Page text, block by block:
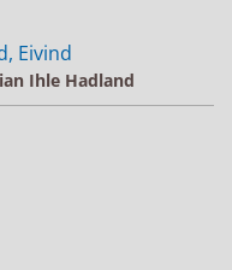
Eivind
Ihle Hadland